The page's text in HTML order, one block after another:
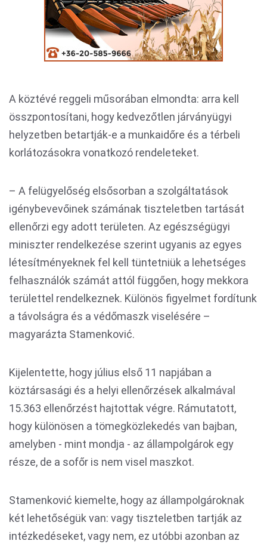
A köztévé reggeli műsorában elmondta: arra kell
összpontosítani, hogy kedvezőtlen járványügyi
helyzetben betartják-e a munkaidőre és a térbeli
korlátozásokra vonatkozó rendeleteket.
– A felügyelőség elsősorban a szolgáltatások
igénybevevőinek számának tiszteletben tartását
ellenőrzi egy adott területen. Az egészségügyi
miniszter rendelkezése szerint ugyanis az egyes
létesítményeknek fel kell tüntetniük a lehetséges
felhasználók számát attól függően, hogy mekkora
területtel rendelkeznek. Különös figyelmet fordítunk
a távolságra és a védőmaszk viselésére –
magyarázta Stamenković.
Kijelentette, hogy július első 11 napjában a
köztársasági és a helyi ellenőrzések alkalmával
15.363 ellenőrzést hajtottak végre. Rámutatott,
hogy különösen a tömegközlekedés van bajban,
amelyben - mint mondja - az állampolgárok egy
része, de a sofőr is nem visel maszkot.
Stamenković kiemelte, hogy az állampolgároknak
két lehetőségük van: vagy tiszteletben tartják az
intézkedéseket, vagy nem, ez utóbbi azonban az